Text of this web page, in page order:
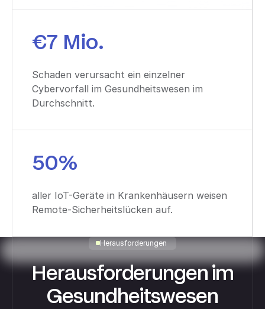
€7 Mio.
Schaden verursacht ein einzelner
Cybervorfall im Gesundheitswesen im
Durchschnitt.
50%
aller IoT-Geräte in Krankenhäusern weisen
Remote-Sicherheitslücken auf.
Herausforderungen
Herausforderungen im
Gesundheitswesen